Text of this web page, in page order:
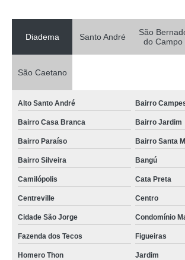
Diadema Santo André
São
do Campo
São Caetano
Alto Santo André Bairro
Bairro Casa Branca Bairro Jardim
Bairro Paraíso Bairro Santa
Bairro Silveira Bangú
Camilópolis Cata Preta
Centreville Centro
Cidade São Jorge Condomínio
Fazenda dos Tecos Figueiras
Homero Thon Jardim